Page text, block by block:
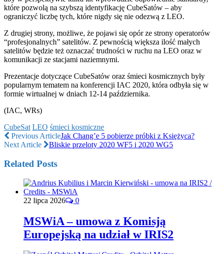
które pozwolą na szybszą identyfikację CubeSatów – aby
ograniczyć liczbę tych, które nigdy się nie odezwą z LEO.
Z drugiej strony, możliwe, że pojawi się opór ze strony operatorów
“profesjonalnych” satelitów. Z pewnością większa ilość małych
satelitów będzie też oznaczać trudności w ruchu na LEO oraz w
komunikacji ze stacjami naziemnymi.
Prezentacje dotyczące CubeSatów oraz śmieci kosmicznych były
popularnym tematem na konferencji IAC 2020, która odbyła się w
formie wirtualnej w dniach 12-14 października.
(IAC, WRs)
CubeSat LEO śmieci kosmiczne
Previous ArticleJak Chang’e 5 pobierze próbki z Księżyca?
Next Article
Bliskie przeloty 2020 WF5 i 2020 WG5
Related Posts
22 lipca 2026 0
MSWiA – umowa z Komisją
Europejską na udział w IRIS2